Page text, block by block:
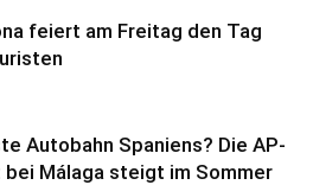
feiert am Freitag den Tag
Autobahn Spaniens? Die AP-
bei Málaga steigt im Sommer